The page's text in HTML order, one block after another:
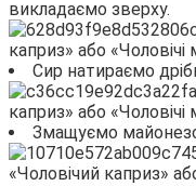
викладаємо зверху.
Сир натираємо
Змащуємо